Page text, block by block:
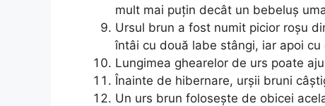
mult mai puțin decât un bebeluș
Ursul brun a fost numit picior roșu
întâi cu două labe stângi, iar apoi
Lungimea ghearelor de urs poate
Înainte de hibernare, urșii bruni
Un urs brun folosește de obicei